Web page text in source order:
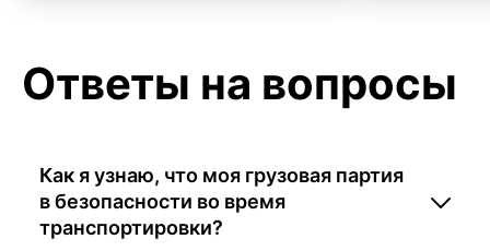
Ответы на вопросы
Как я узнаю, что моя грузовая партия
в безопасности во время
транспортировки?